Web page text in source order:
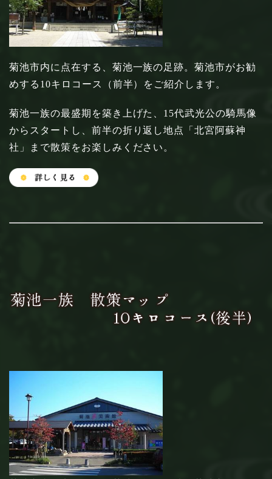
菊池市内に点在する、菊池一族の足跡。菊池市がお勧
めする10キロコース（前半）をご紹介します。
菊池一族の最盛期を築き上げた、15代武光公の騎馬像
からスタートし、前半の折り返し地点「北宮阿蘇神
社」まで散策をお楽しみください。